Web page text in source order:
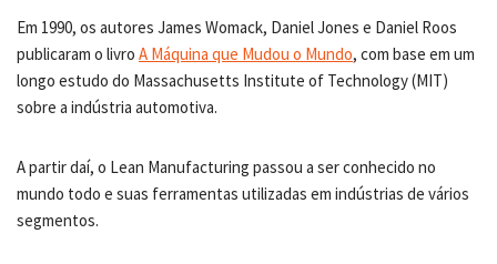
Em 1990, os autores James Womack, Daniel Jones e Daniel Roos
publicaram o livro A Máquina que Mudou o Mundo, com base em um
longo estudo do Massachusetts Institute of Technology (MIT)
sobre a indústria automotiva.
A partir daí, o Lean Manufacturing passou a ser conhecido no
mundo todo e suas ferramentas utilizadas em indústrias de vários
segmentos.